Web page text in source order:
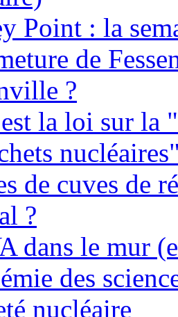
Point : la
de
?
la loi sur la
de cuves de
?
dans le mur
des
nucléaire